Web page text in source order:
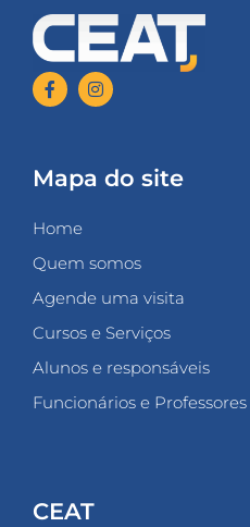
Mapa do site
Home
Quem somos
Agende uma visita
Cursos e Serviços
Alunos e responsáveis
Funcionários e Professores
CEAT